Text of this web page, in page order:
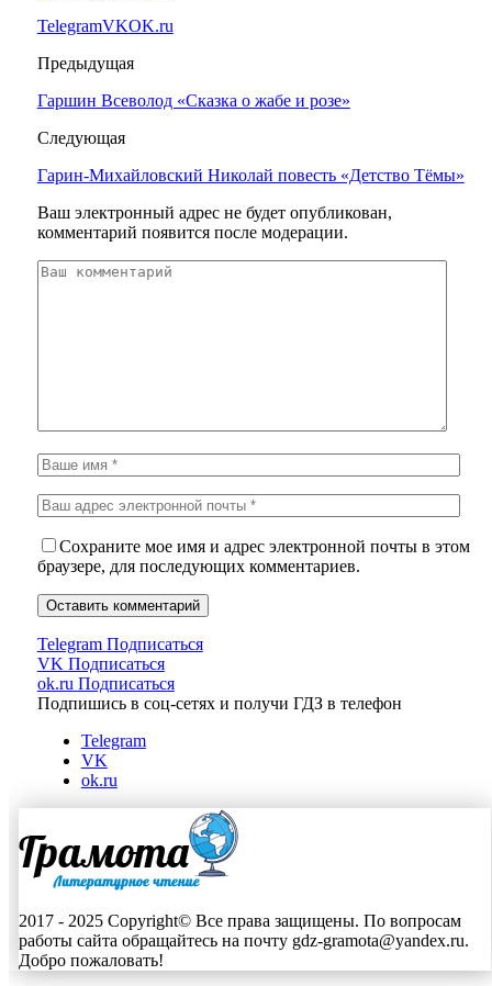
TelegramVKOK.ru
Предыдущая
Гаршин Всеволод «Сказка о жабе и розе»
Следующая
Гарин-Михайловский Николай повесть «Детство Тёмы»
Ваш электронный адрес не будет опубликован,
комментарий появится после модерации.
Сохраните мое имя и адрес электронной почты в этом
браузере, для последующих комментариев.
Telegram Подписаться
VK Подписаться
ok.ru Подписаться
Подпишись в соц-сетях и получи ГДЗ в телефон
Telegram
VK
ok.ru
2017 - 2025 Copyright© Все права защищены. По вопросам
работы сайта обращайтесь на почту gdz-gramota@yandex.ru.
Добро пожаловать!